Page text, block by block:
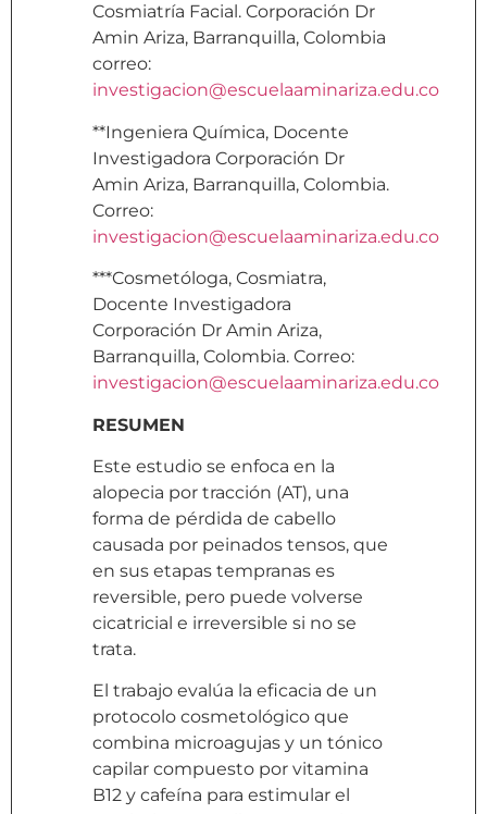
Cosmiatría Facial. Corporación Dr
Amin Ariza, Barranquilla, Colombia
correo:
investigacion@escuelaaminariza.edu.co
**Ingeniera Química, Docente
Investigadora Corporación Dr
Amin Ariza, Barranquilla, Colombia.
Correo:
investigacion@escuelaaminariza.edu.co
***Cosmetóloga, Cosmiatra,
Docente Investigadora
Corporación Dr Amin Ariza,
Barranquilla, Colombia. Correo:
investigacion@escuelaaminariza.edu.co
RESUMEN
Este estudio se enfoca en la
alopecia por tracción (AT), una
forma de pérdida de cabello
causada por peinados tensos, que
en sus etapas tempranas es
reversible, pero puede volverse
cicatricial e irreversible si no se
trata.
El trabajo evalúa la eficacia de un
protocolo cosmetológico que
combina microagujas y un tónico
capilar compuesto por vitamina
B12 y cafeína para estimular el